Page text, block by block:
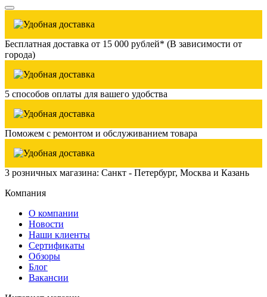
Бесплатная доставка от 15 000 рублей* (В зависимости от
города)
5 способов оплаты для вашего удобства
Поможем с ремонтом и обслуживанием товара
3 розничных магазина: Санкт - Петербург, Москва и Казань
Компания
О компании
Новости
Наши клиенты
Сертификаты
Обзоры
Блог
Вакансии